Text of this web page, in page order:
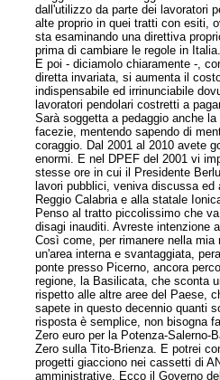
dall'utilizzo da parte dei lavoratori
alte proprio in quei tratti con esiti,
sta esaminando una direttiva
prima di cambiare le regole in
E poi - diciamolo chiaramente -,
diretta invariata, si aumenta il
indispensabile ed irrinunciabile
lavoratori pendolari costretti a
Sarà soggetta a pedaggio anche
facezie, mentendo sapendo di
coraggio. Dal 2001 al 2010 avete
enormi. E nel DPEF del 2001 vi
stesse ore in cui il Presidente
lavori pubblici, veniva discussa
Reggio Calabria e alla statale
Penso al tratto piccolissimo che
disagi inauditi. Avreste intenzione
Così come, per rimanere nella
un'area interna e svantaggiata,
ponte presso Picerno, ancora
regione, la Basilicata, che sconta
rispetto alle altre aree del Paese,
sapete in questo decennio quanti
risposta è semplice, non bisogna
Zero euro per la Potenza-Salerno-
Zero sulla Tito-Brienza. E potrei
progetti giacciono nei cassetti di
amministrative. Ecco il Governo